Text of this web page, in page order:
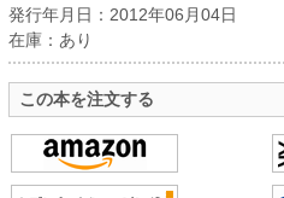
発行年月日：2012年06月04日
在庫：あり
この本を注文する